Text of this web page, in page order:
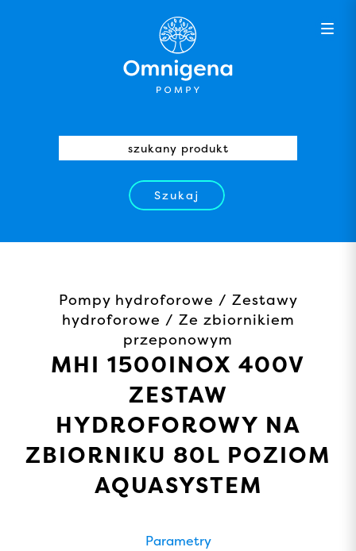
Szukaj
Pompy hydroforowe / Zestawy
hydroforowe / Ze zbiornikiem
przeponowym
MHI 1500INOX 400V
ZESTAW
HYDROFOROWY NA
ZBIORNIKU 80L POZIOM
AQUASYSTEM
Parametry